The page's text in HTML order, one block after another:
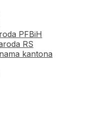
PFBiH
RS
kantona